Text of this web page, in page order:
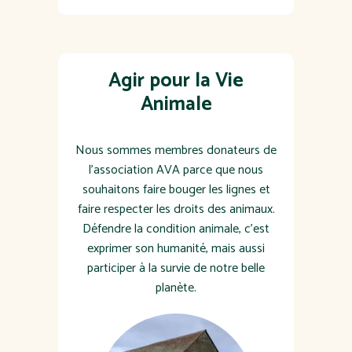
Agir pour la Vie
Animale
Nous sommes membres donateurs de
l'association AVA parce que nous
souhaitons faire bouger les lignes et
faire respecter les droits des animaux.
Défendre la condition animale, c’est
exprimer son humanité, mais aussi
participer à la survie de notre belle
planète.